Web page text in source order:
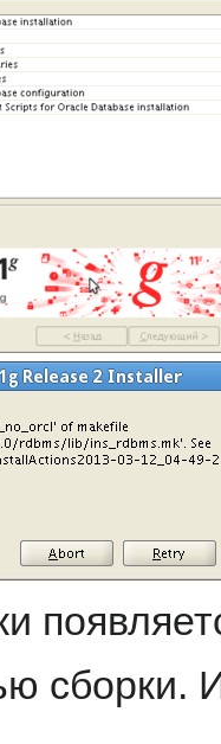
сборки.